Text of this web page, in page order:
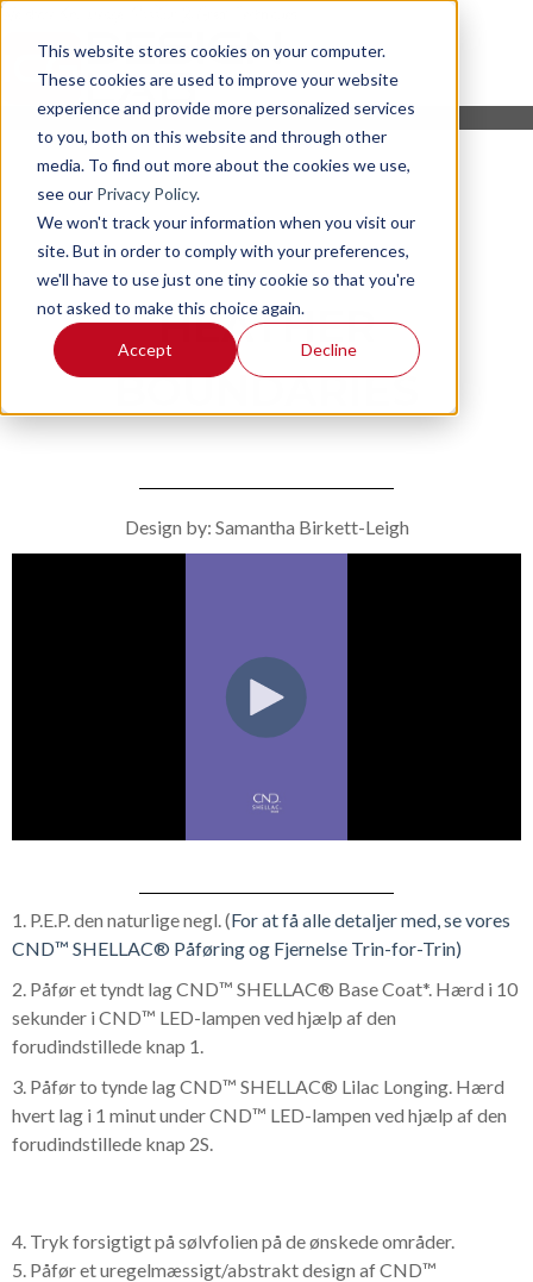
This website stores cookies on your computer.
These cookies are used to improve your website
experience and provide more personalized services
to you, both on this website and through other
media. To find out more about the cookies we use,
see our Privacy Policy.
We won't track your information when you visit our
site. But in order to comply with your preferences,
we'll have to use just one tiny cookie so that you're
not asked to make this choice again.
Accept Decline
HEATHER
BOUNDARIES
Design by: Samantha Birkett-Leigh
1. P.E.P. den naturlige negl. (For at få alle detaljer med, se vores
CND™ SHELLAC® Påføring og Fjernelse Trin-for-Trin)
2. Påfør et tyndt lag CND™ SHELLAC® Base Coat*. Hærd i 10
sekunder i CND™ LED-lampen ved hjælp af den
forudindstillede knap 1.
3. Påfør to tynde lag CND™ SHELLAC® Lilac Longing. Hærd
hvert lag i 1 minut under CND™ LED-lampen ved hjælp af den
forudindstillede knap 2S.
4. Tryk forsigtigt på sølvfolien på de ønskede områder.
5. Påfør et uregelmæssigt/abstrakt design af CND™